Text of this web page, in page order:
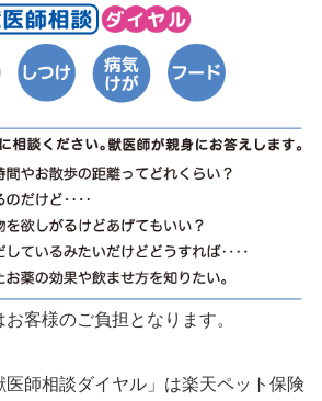
客様のご負担となります。
医師相談ダイヤル」は楽天ペット保険